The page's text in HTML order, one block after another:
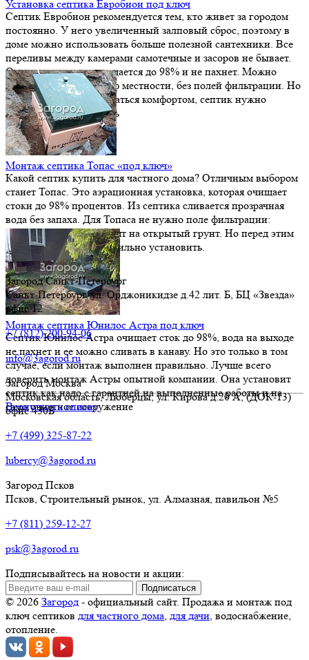
Установка септика Евробион под ключ
Септик Евробион рекомендуется тем, кто живет за городом
постоянно. У него увеличенный залповый сброс, поэтому в
доме можно использовать больше полезной сантехники. Все
переливы между камерами самотечные и засоров не бывает.
Осветленная вода очищается до 98% и не пахнет. Можно
сделать отвод на рельеф местности, без полей фильтрации. Но
перед тем, как наслаждаться комфортом, септик нужно
качественно установить
Монтаж септика Топас «под ключ»
Какой септик купить для частного дома? Отличным выбором
станет Топас. Это аэрационная установка, которая очищает
стоки до 98% процентов. Из септика сливается прозрачная
вода без запаха. Для Топаса не нужно поле фильтрации:
очищенную воду отводят на открытый грунт. Но перед этим
канализацию надо правильно установить.
Монтаж септика Юнилос Астра под ключ
Септик Юнилос Астра очищает сток до 98%, вода на выходе
не пахнет и ее можно сливать в канаву. Но это только в том
случае, если монтаж выполнен правильно. Лучше всего
доверить монтаж Астры опытной компании. Она установит
септик как надо с гарантией на выполненные работы и на
само очистное сооружение
Вернуться к списку
Загород Санкт-Петербург
Санкт-Петербург,ул. Орджоникидзе д.42 лит. Б, БЦ «Звезда»
офис 12
+7 (812) 200-94-06
info@3agorod.ru
Загород Москва
Московская область,Люберцы,ул. Кирова д.20 А, (ДОК-13)
офис 430Б
+7 (499) 325-87-22
lubercy@3agorod.ru
Загород Псков
Псков, Строительный рынок, ул. Алмазная, павильон №5
+7 (811) 259-12-27
psk@3agorod.ru
Подписывайтесь на новости и акции:
© 2026 Загород - официальный сайт. Продажа и монтаж под
ключ септиков для частного дома, для дачи, водоснабжение,
отопление.